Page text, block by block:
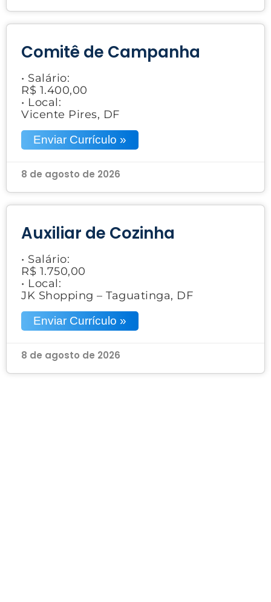
Comitê de Campanha
• Salário:
R$ 1.400,00
• Local:
Vicente Pires, DF
Enviar Currículo »
8 de agosto de 2026
Auxiliar de Cozinha
• Salário:
R$ 1.750,00
• Local:
JK Shopping – Taguatinga, DF
Enviar Currículo »
8 de agosto de 2026